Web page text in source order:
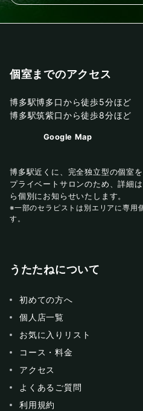
個室までのアクセス
博多駅博多口から徒歩5分ほど
博多駅筑紫口から徒歩8分ほど
Google Map
博多駅近くに、完全独立型の個室
プライベートサロンのため、詳細
ら個別にお知らせいたします。
※一部のセラピストは別エリアに専用
す。
うたたねについて
初めての方へ
個人店一覧
お気に入りリスト
コース・料金
アクセス
よくあるご質問
利用規約